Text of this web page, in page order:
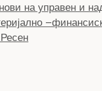
на управен и